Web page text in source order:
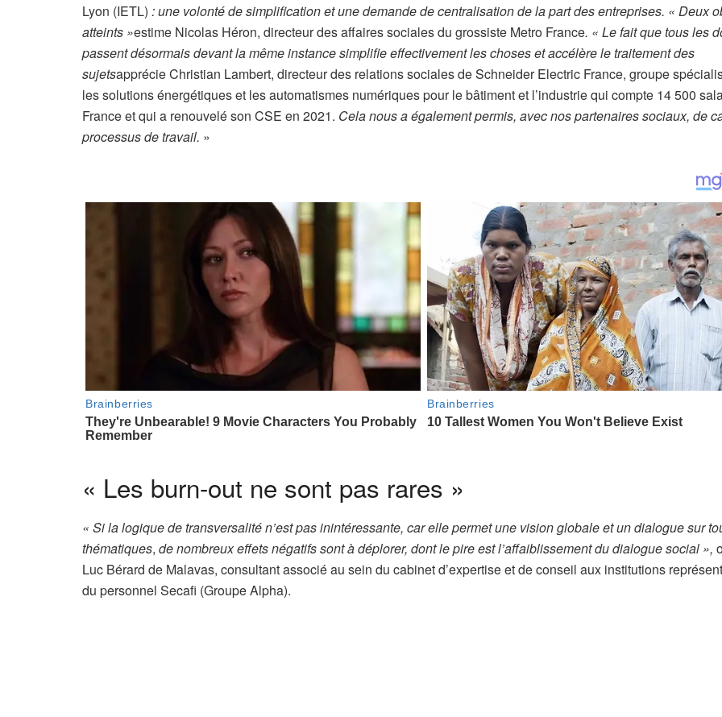
Lyon (IETL) : une volonté de simplification et une demande de centralisation de la part des entreprises. « Deux
atteints »estime Nicolas Héron, directeur des affaires sociales du grossiste Metro France. « Le fait que tous les
passent désormais devant la même instance simplifie effectivement les choses et accélère le traitement des
sujetsapprécie Christian Lambert, directeur des relations sociales de Schneider Electric France, groupe
les solutions énergétiques et les automatismes numériques pour le bâtiment et l’industrie qui compte 14 500
France et qui a renouvelé son CSE en 2021. Cela nous a également permis, avec nos partenaires sociaux, de
processus de travail. »
« Les burn-out ne sont pas rares »
« Si la logique de transversalité n’est pas inintéressante, car elle permet une vision globale et un dialogue sur
thématiques, de nombreux effets négatifs sont à déplorer, dont le pire est l’affaiblissement du dialogue social »,
Luc Bérard de Malavas, consultant associé au sein du cabinet d’expertise et de conseil aux institutions
du personnel Secafi (Groupe Alpha).